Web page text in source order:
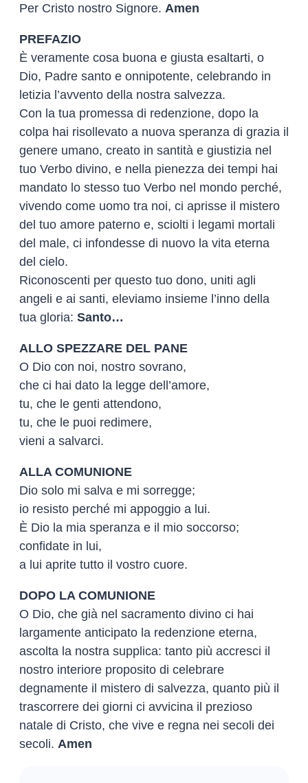
Per Cristo nostro Signore. Amen
PREFAZIO
È veramente cosa buona e giusta esaltarti, o
Dio, Padre santo e onnipotente, celebrando in
letizia l’avvento della nostra salvezza.
Con la tua promessa di redenzione, dopo la
colpa hai risollevato a nuova speranza di grazia il
genere umano, creato in santità e giustizia nel
tuo Verbo divino, e nella pienezza dei tempi hai
mandato lo stesso tuo Verbo nel mondo perché,
vivendo come uomo tra noi, ci aprisse il mistero
del tuo amore paterno e, sciolti i legami mortali
del male, ci infondesse di nuovo la vita eterna
del cielo.
Riconoscenti per questo tuo dono, uniti agli
angeli e ai santi, eleviamo insieme l’inno della
tua gloria: Santo…
ALLO SPEZZARE DEL PANE
O Dio con noi, nostro sovrano,
che ci hai dato la legge dell’amore,
tu, che le genti attendono,
tu, che le puoi redimere,
vieni a salvarci.
ALLA COMUNIONE
Dio solo mi salva e mi sorregge;
io resisto perché mi appoggio a lui.
È Dio la mia speranza e il mio soccorso;
confidate in lui,
a lui aprite tutto il vostro cuore.
DOPO LA COMUNIONE
O Dio, che già nel sacramento divino ci hai
largamente anticipato la redenzione eterna,
ascolta la nostra supplica: tanto più accresci il
nostro interiore proposito di celebrare
degnamente il mistero di salvezza, quanto più il
trascorrere dei giorni ci avvicina il prezioso
natale di Cristo, che vive e regna nei secoli dei
secoli. Amen